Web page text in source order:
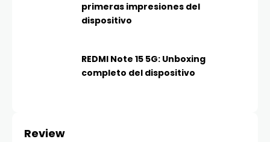
primeras impresiones del
dispositivo
REDMI Note 15 5G: Unboxing
completo del dispositivo
Review